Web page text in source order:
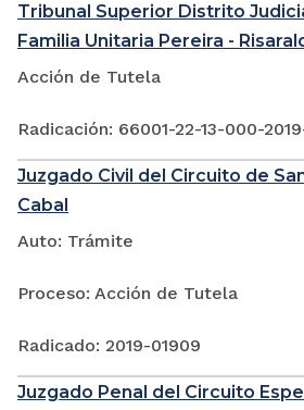
Tribunal Superior Distrito
Familia Unitaria Pereira -
Acción de Tutela
Radicación: 66001-22-13-000-
Juzgado Civil del Circuito de
Cabal
Auto: Trámite
Proceso: Acción de Tutela
Radicado: 2019-01909
Juzgado Penal del Circuito